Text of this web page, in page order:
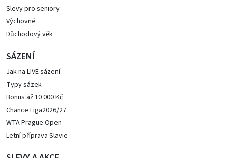
Slevy pro seniory
Výchovné
Důchodový věk
SÁZENÍ
Jak na LIVE sázení
Typy sázek
Bonus až 10 000 Kč
Chance Liga2026/27
WTA Prague Open
Letní příprava Slavie